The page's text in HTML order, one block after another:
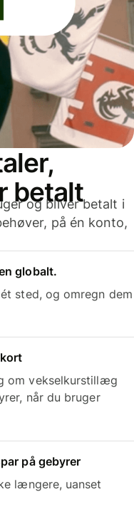
betalt
og bliver betalt i
på én konto,
globalt.
sted, og omregn dem
om vekselkurstillæg
når du bruger
på gebyrer
længere, uanset